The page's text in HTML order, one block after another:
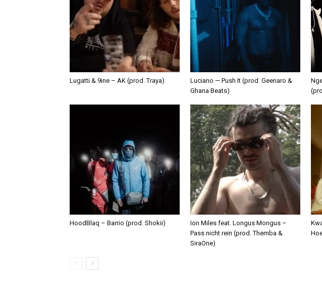
Lugatti & 9ine – AK (prod. Traya)
Luciano — Push It (prod. Geenaro &
Ghana Beats)
HoodBlaq – Barrio (prod. Shokii)
Ion Miles feat. Longus Mongus –
Pass nicht rein (prod. Themba &
SiraOne)